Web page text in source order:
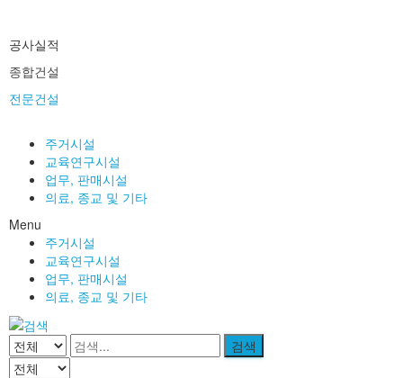
공사실적
종합건설
전문건설
주거시설
교육연구시설
업무, 판매시설
의료, 종교 및 기타
Menu
주거시설
교육연구시설
업무, 판매시설
의료, 종교 및 기타
검색